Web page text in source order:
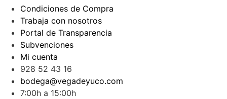
Condiciones de Compra
Trabaja con nosotros
Portal de Transparencia
Subvenciones
Mi cuenta
928 52 43 16
bodega@vegadeyuco.com
7:00h a 15:00h